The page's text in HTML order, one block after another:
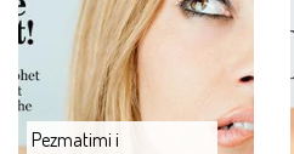
Pezmatimi i